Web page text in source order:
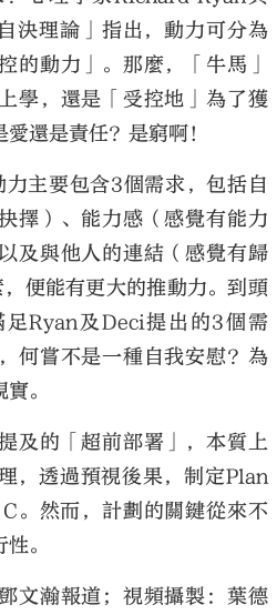
決理論」指出，動力可分為
的動力」。那麼，「牛馬」
學，還是「受控地」為了獲
還是責任？是窮啊！
主要包含3個需求，包括自
擇）、能力感（感覺有能力
及與他人的連結（感覺有歸
便能有更大的推動力。到頭
Ryan及Deci提出的3個需
何嘗不是一種自我安慰？為
。
及的「超前部署」，本質上
，透過預視後果，制定Plan
。然而，計劃的關鍵從來不
。
文瀚報道；視頻攝製：葉德